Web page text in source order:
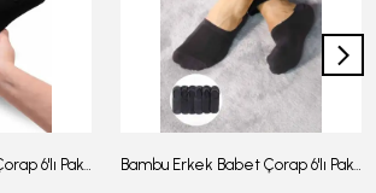
Bambu Erkek Babet Çorap 6'lı Paket - J-03 Bambu Erkek Babet Çorap 6'lı Paket -J-08